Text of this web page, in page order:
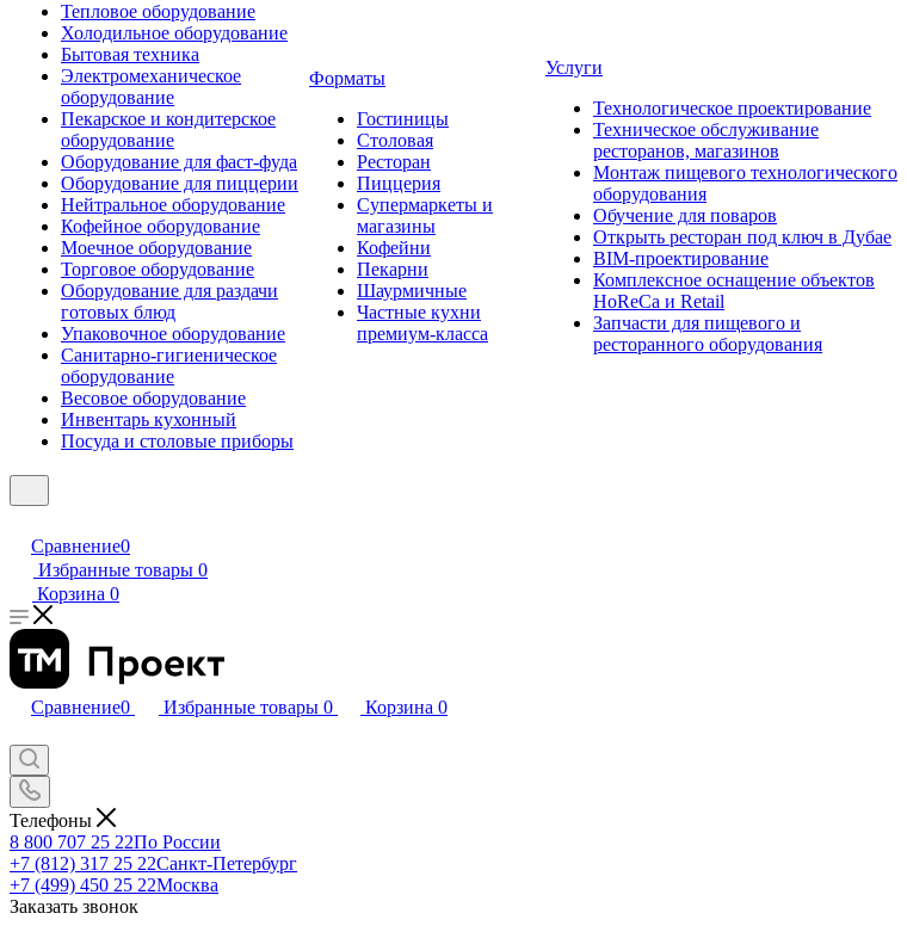
Тепловое оборудование
Холодильное оборудование
Бытовая техника
Электромеханическое
оборудование
Пекарское и кондитерское
оборудование
Оборудование для фаст-фуда
Оборудование для пиццерии
Нейтральное оборудование
Кофейное оборудование
Моечное оборудование
Торговое оборудование
Оборудование для раздачи
готовых блюд
Упаковочное оборудование
Санитарно-гигиеническое
оборудование
Весовое оборудование
Инвентарь кухонный
Посуда и столовые приборы
Форматы
Гостиницы
Столовая
Ресторан
Пиццерия
Супермаркеты и
магазины
Кофейни
Пекарни
Шаурмичные
Частные кухни
премиум-класса
Услуги
Технологическое проектирование
Техническое обслуживание
ресторанов, магазинов
Монтаж пищевого технологического
оборудования
Обучение для поваров
Открыть ресторан под ключ в Дубае
BIM-проектирование
Комплексное оснащение объектов
HoReCa и Retail
Запчасти для пищевого и
ресторанного оборудования
Сравнение0
Избранные товары 0
Корзина 0
Сравнение0 Избранные товары 0 Корзина 0
Телефоны
8 800 707 25 22По России
+7 (812) 317 25 22Санкт-Петербург
+7 (499) 450 25 22Москва
Заказать звонок